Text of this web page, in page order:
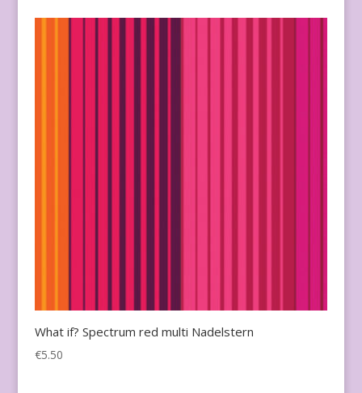
What if? Spectrum red multi Nadelstern
€5.50